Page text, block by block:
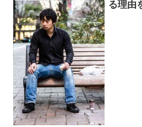
る理由